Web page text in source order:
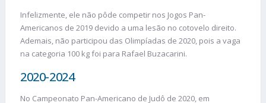
Infelizmente, ele não pôde competir nos Jogos Pan-
Americanos de 2019 devido a uma lesão no cotovelo direito.
Ademais, não participou das Olimpíadas de 2020, pois a vaga
na categoria 100 kg foi para Rafael Buzacarini.
2020-2024
No Campeonato Pan-Americano de Judô de 2020, em